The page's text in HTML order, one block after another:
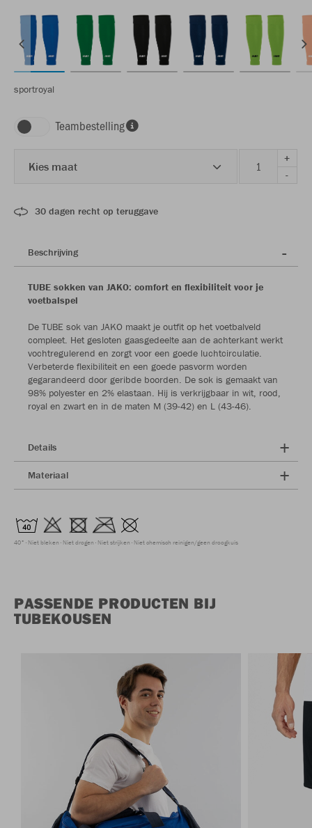
sportroyal
Teambestelling
Kies maat
+
-
30 dagen recht op teruggave
Beschrijving
TUBE sokken van JAKO: comfort en flexibiliteit voor je
voetbalspel
De TUBE sok van JAKO maakt je outfit op het voetbalveld
compleet. Het gesloten gaasgedeelte aan de achterkant werkt
vochtregulerend en zorgt voor een goede luchtcirculatie.
Verbeterde flexibiliteit en een goede pasvorm worden
gegarandeerd door geribde boorden. De sok is gemaakt van
98% polyester en 2% elastaan. Hij is verkrijgbaar in wit, rood,
royal en zwart en in de maten M (39-42) en L (43-46).
Details
Materiaal
40° Niet bleken Niet drogen Niet strijken Niet chemisch reinigen/geen droogkuis
PASSENDE PRODUCTEN BIJ
TUBEKOUSEN